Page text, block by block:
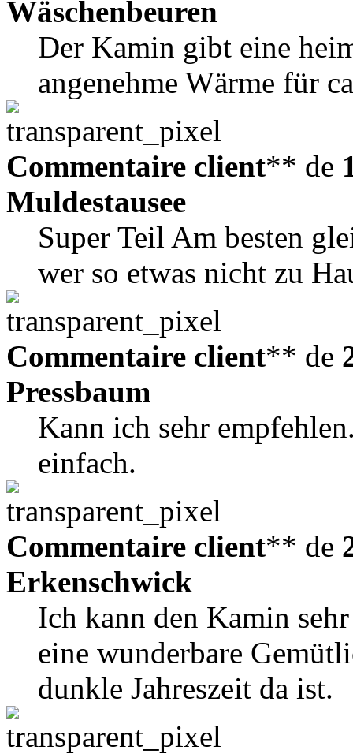
Wäschenbeuren
Der Kamin gibt eine
angenehme Wärme für
Commentaire client** de
Muldestausee
Super Teil Am besten
wer so etwas nicht zu
Commentaire client** de
Pressbaum
Kann ich sehr
einfach.
Commentaire client** de
Erkenschwick
Ich kann den Kamin
eine wunderbare
dunkle Jahreszeit da ist.